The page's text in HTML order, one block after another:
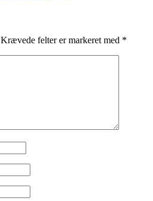
Krævede felter er markeret med *